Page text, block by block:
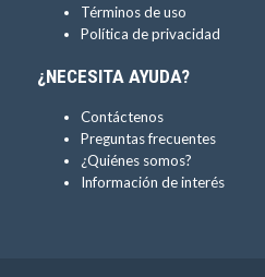
Términos de uso
Política de privacidad
¿NECESITA AYUDA?
Contáctenos
Preguntas frecuentes
¿Quiénes somos?
Información de interés